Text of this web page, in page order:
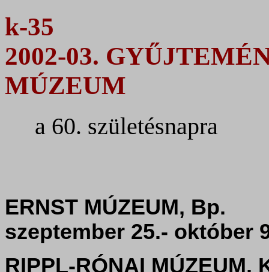
k-35
2002-03.
MÚZEUM
a 60. születésnapra
ERNST
szeptember 25.- október
RIPPL-RÓNAI